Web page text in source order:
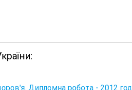
Дипломна робота - 2012 год